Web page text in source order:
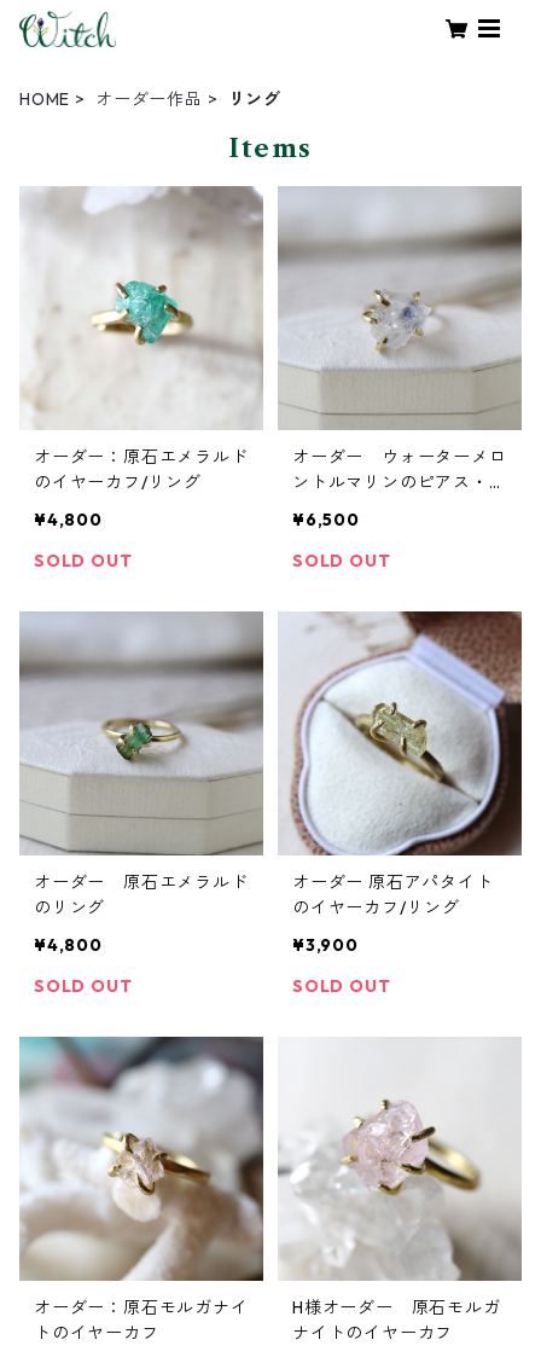
HOME オーダー作品 リング
Items
オーダー：原石エメラルド
のイヤーカフ/リング
¥4,800
SOLD OUT
オーダー ウォーターメロ
ントルマリンのピアス・デ
ツのリング
¥6,500
SOLD OUT
オーダー 原石エメラルド
のリング
¥4,800
SOLD OUT
オーダー 原石アパタイト
のイヤーカフ/リング
¥3,900
SOLD OUT
オーダー：原石モルガナイ
トのイヤーカフ
H様オーダー 原石モルガ
ナイトのイヤーカフ